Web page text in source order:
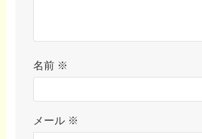
名前 ※
メール ※